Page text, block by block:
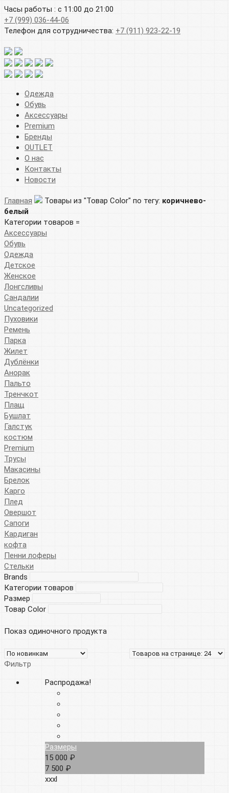
Часы работы : с 11:00 до 21:00
+7 (999) 036-44-06
Телефон для сотрудничества: +7 (911) 923-22-19
Одежда
Обувь
Аксессуары
Premium
Бренды
OUTLET
О нас
Контакты
Новости
Главная Товары из "Товар Color" по тегу: коричнево-
белый
Категории товаров =
Аксессуары
Обувь
Одежда
Детское
Женское
Лонгсливы
Сандалии
Uncategorized
Пуховики
Ремень
Парка
Жилет
Дублёнки
Анорак
Пальто
Тренчкот
Плащ
Бушлат
Галстук
костюм
Premium
Трусы
Макасины
Брелок
Карго
Плед
Овершот
Сапоги
Кардиган
кофта
Пенни лоферы
Стельки
Brands
Категории товаров
Размер
Товар Color
Показ одиночного продукта
Фильтр
Распродажа!
Размеры
15 000 ₽
7 500 ₽
xxxl